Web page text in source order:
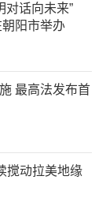
对话向未来”
阳市举办
最高法发布首
搅动拉美地缘